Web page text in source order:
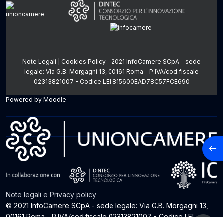
Note Legali | Cookies Policy - 2021 InfoCamere SCpA - sede
legale: Via G.B. Morgagni 13, 00161 Roma - P.IVA/cod.fiscale
02313821007 - Codice LEI 815600EAD78C57FCE690
Powered by Moodle
Note legali e Privacy policy
© 2021 InfoCamere SCpA - sede legale: Via G.B. Morgagni 13,